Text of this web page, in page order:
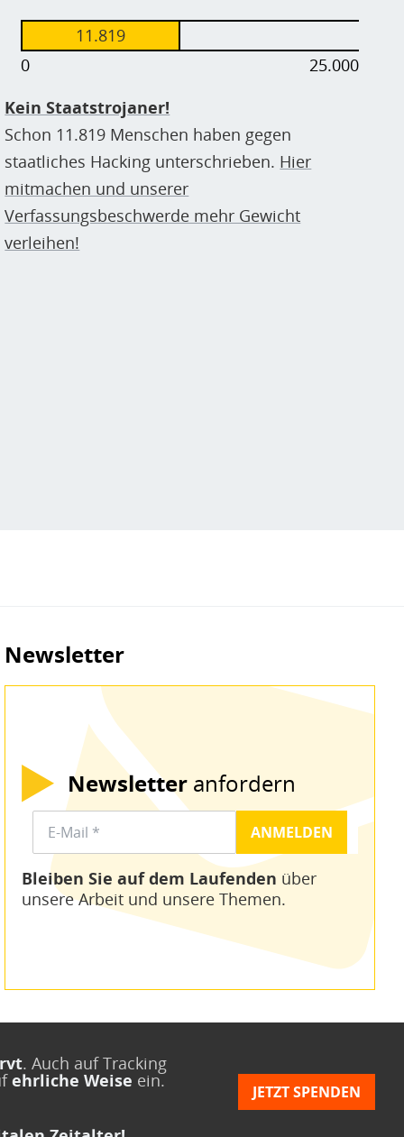
11.819
0
25.000
Kein Staatstrojaner!
Schon 11.819 Menschen haben gegen
staatliches Hacking unterschrieben. Hier
mitmachen und unserer
Verfassungsbeschwerde mehr Gewicht
verleihen!
Newsletter
Newsletter anfordern
Bleiben Sie auf dem Laufenden über
unsere Arbeit und unsere Themen.
. Auch auf Tracking
ehrliche Weise ein.
JETZT SPENDEN